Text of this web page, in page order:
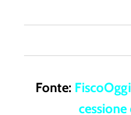
Fonte: